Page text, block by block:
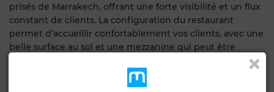
prisés de Marrakech, offrant une forte visibilité et un flux
constant de clients. La configuration du restaurant
permet d’accueillir confortablement vos clients, avec une
belle surface au sol et une mezzanine qui peut être
utilisée pour des espaces supplémentaires, comme une
salle à manger intime ou un bar.